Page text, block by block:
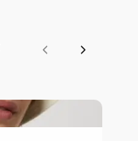
PreviousNext